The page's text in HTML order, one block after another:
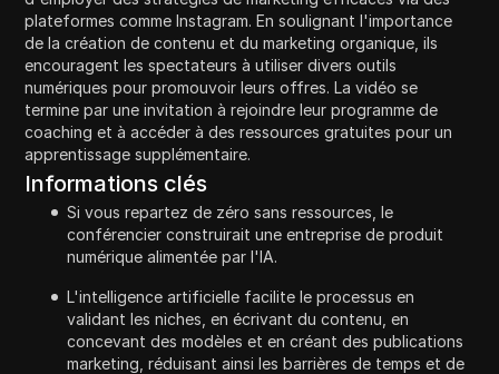
plateformes comme Instagram. En soulignant l'importance
de la création de contenu et du marketing organique, ils
encouragent les spectateurs à utiliser divers outils
numériques pour promouvoir leurs offres. La vidéo se
termine par une invitation à rejoindre leur programme de
coaching et à accéder à des ressources gratuites pour un
apprentissage supplémentaire.
Informations clés
Si vous repartez de zéro sans ressources, le
conférencier construirait une entreprise de produit
numérique alimentée par l'IA.
L'intelligence artificielle facilite le processus en
validant les niches, en écrivant du contenu, en
concevant des modèles et en créant des publications
marketing, réduisant ainsi les barrières de temps et de